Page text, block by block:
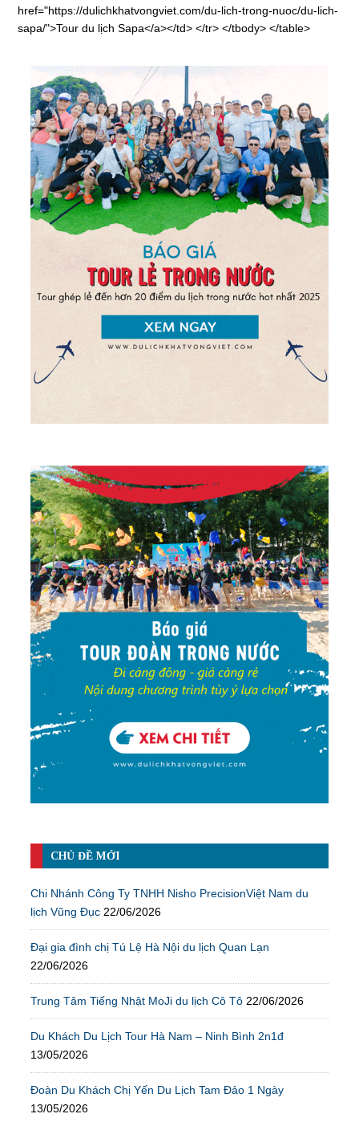
href="https://dulichkhatvongviet.com/du-lich-trong-nuoc/du-lich-
sapa/">Tour du lịch Sapa</a></td> </tr> </tbody> </table>
CHỦ ĐỀ MỚI
Chi Nhánh Công Ty TNHH Nisho PrecisionViệt Nam du
lịch Vũng Đục 22/06/2026
Đại gia đình chị Tú Lệ Hà Nội du lịch Quan Lạn
22/06/2026
Trung Tâm Tiếng Nhật MoJi du lịch Cô Tô 22/06/2026
Du Khách Du Lịch Tour Hà Nam – Ninh Bình 2n1đ
13/05/2026
Đoàn Du Khách Chị Yến Du Lịch Tam Đảo 1 Ngày
13/05/2026